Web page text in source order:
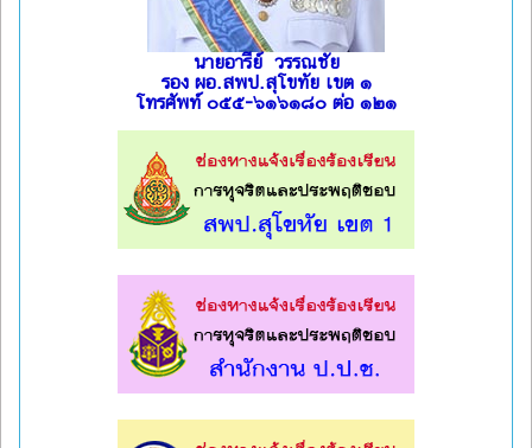
นายอารีย์ วรรณชัย
รอง ผอ.สพป.สุโขทัย เขต ๑
โทรศัพท์ ๐๕๕-๖๑๖๑๘๐ ต่อ ๑๒๑